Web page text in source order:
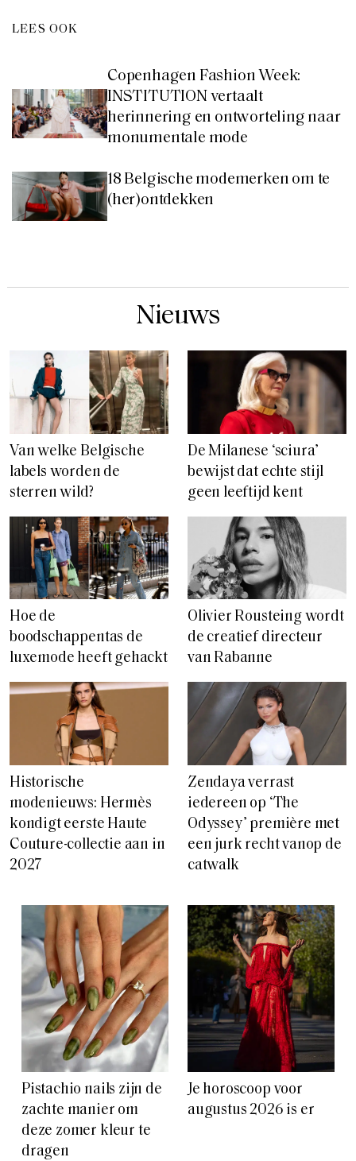
LEES OOK
Copenhagen Fashion Week:
INSTITUTION vertaalt
herinnering en ontworteling naar
monumentale mode
18 Belgische modemerken om te
(her)ontdekken
Nieuws
Van welke Belgische
labels worden de
sterren wild?
De Milanese ‘sciura’
bewijst dat echte stijl
geen leeftijd kent
Hoe de
boodschappentas de
luxemode heeft gehackt
Olivier Rousteing wordt
de creatief directeur
van Rabanne
Historische
modenieuws: Hermès
kondigt eerste Haute
Couture-collectie aan in
2027
Zendaya verrast
iedereen op ‘The
Odyssey’ première met
een jurk recht vanop de
catwalk
Pistachio nails zijn de
zachte manier om
deze zomer kleur te
dragen
Je horoscoop voor
augustus 2026 is er